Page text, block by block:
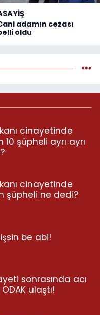
adamın cezası
oldu
cinayetinde
şüpheli ayrı ayrı
cinayetinde
şüpheli ne dedi?
be abi!
sonrasında acı
ulaştı!